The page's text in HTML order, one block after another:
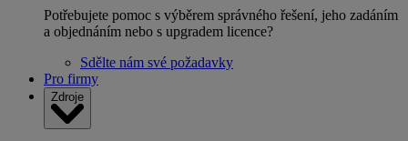
Potřebujete pomoc s výběrem správného řešení, jeho zadáním
a objednáním nebo s upgradem licence?
Sdělte nám své požadavky
Pro firmy
Zdroje